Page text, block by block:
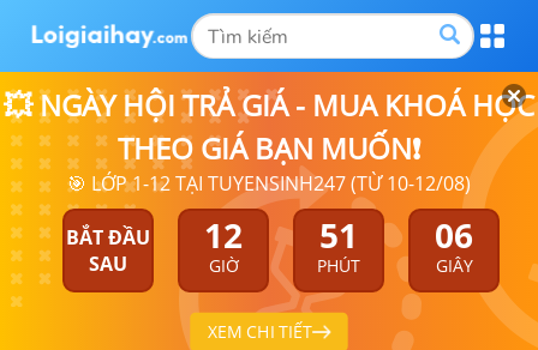
💥 NGÀY HỘI TRẢ GIÁ - MUA KHOÁ HỌC
THEO GIÁ BẠN MUỐN❗
🎯 LỚP 1-12 TẠI TUYENSINH247 (TỪ 10-12/08)
BẮT ĐẦU
SAU
12
GIỜ
51
PHÚT
05
GIÂY
XEM CHI TIẾT